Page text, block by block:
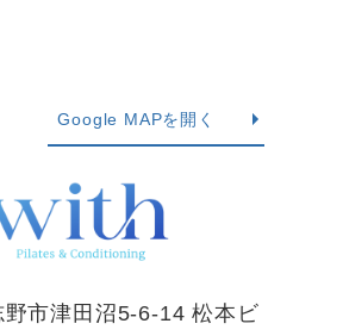
Google MAPを開く
野市津田沼5-6-14 松本ビ